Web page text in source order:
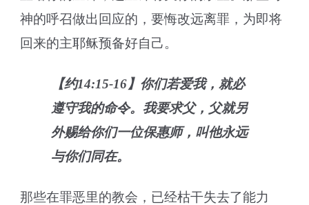
神的呼召做出回应的，要悔改远离罪，为即将
回来的主耶稣预备好自己。
【约14:15-16】你们若爱我，就必
遵守我的命令。我要求父，父就另
外赐给你们一位保惠师，叫他永远
与你们同在。
那些在罪恶里的教会，已经枯干失去了能力